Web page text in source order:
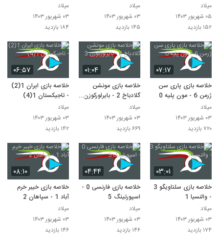
میلاد
۰۵ شهریور ۱۴۰۳
۱۵۲ بازدید
میلاد
۰۳ شهریور ۱۴۰۳
۱۴۵ بازدید
میلاد
۰۳ شهریور ۱۴۰۳
۱۸۴ بازدید
۰۷:۱۷
خلاصه بازی پاری سن
ژرمن 6 - مون پلیه 0
میلاد
۰۳ شهریور ۱۴۰۳
۷۲۰ بازدید
۰۱:۰۴
خلاصه بازی مونشن
گلادباخ 2 - بایرلورکوزن
3
میلاد
۰۳ شهریور ۱۴۰۳
۶۶۹ بازدید
۰۶:۵۷
خلاصه بازی ایران 1(2)
- تاجیکستان 1(4)
میلاد
۰۳ شهریور ۱۴۰۳
۱۴۲ بازدید
۰۳:۰۱
خلاصه بازی سلتاویگو 3
- والنسیا 1
میلاد
۰۳ شهریور ۱۴۰۳
۱۷۴ بازدید
۰۴:۴۴
خلاصه بازی فارنسی 0 -
اسپورتینگ 5
میلاد
۰۳ شهریور ۱۴۰۳
۱۴۶ بازدید
۰۸:۱۰
خلاصه بازی خیبر خرم
آباد 1 - سپاهان 2
میلاد
۰۳ شهریور ۱۴۰۳
۱۴۶ بازدید